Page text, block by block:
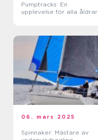
Pumptracks: En
upplevelse för alla åldrar
06. mars 2025
Spinnaker: Mästare av